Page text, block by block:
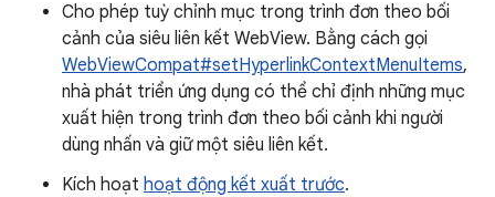
Cho phép tuỳ chỉnh mục trong trình đơn theo bối
cảnh của siêu liên kết WebView. Bằng cách gọi
WebViewCompat#setHyperlinkContextMenuItems,
nhà phát triển ứng dụng có thể chỉ định những mục
xuất hiện trong trình đơn theo bối cảnh khi người
dùng nhấn và giữ một siêu liên kết.
Kích hoạt hoạt động kết xuất trước.